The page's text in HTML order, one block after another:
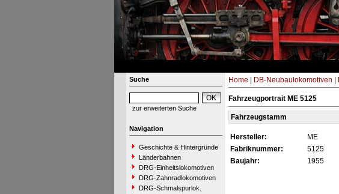
Suche
zur erweiterten Suche
Navigation
Geschichte & Hintergründe
Länderbahnen
DRG-Einheitslokomotiven
DRG-Zahnradlokomotiven
DRG-Schmalspurlok.
Home DB-Neubaulokomotiven
Fahrzeugportrait ME 5125
Fahrzeugstamm
Hersteller: ME
Fabriknummer:
5125
Baujahr:
1955